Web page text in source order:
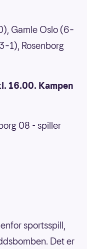
Gamle Oslo (6–
Rosenborg
16.00. Kampen
08 - spiller
sportsspill,
Det er